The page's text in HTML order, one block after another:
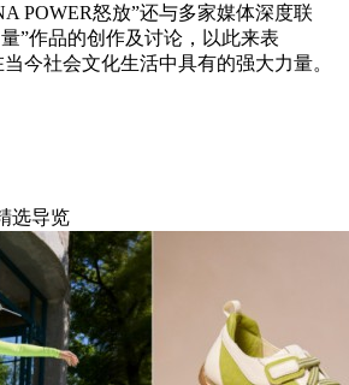
POWER怒放”还与多家媒体深度联
”作品的创作及讨论，以此来表
今社会文化生活中具有的强大力量。
选导览